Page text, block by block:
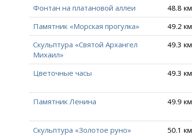
Фонтан на платановой аллеи
48.8 км
Памятник «Морская прогулка»
49.2 км
Скульптура «Святой Архангел
Михаил»
49.3 км
Цветочные часы 49.3 км
Памятник Ленина
49.9 км
Скульптура «Золотое руно»
50.1 км